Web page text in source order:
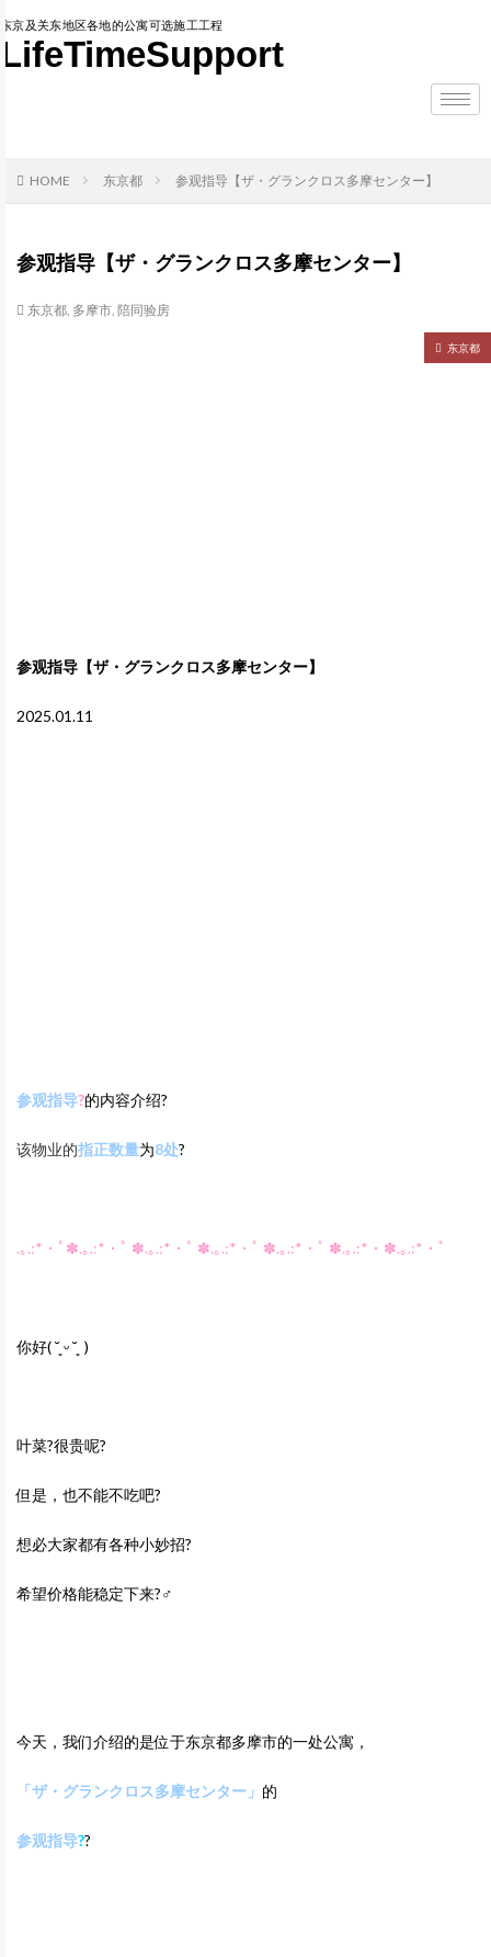
东京及关东地区各地的公寓可选施工工程
LifeTimeSupport
HOME 东京都 参观指导【ザ・グランクロス多摩センター】
参观指导【ザ・グランクロス多摩センター】
东京都, 多摩市, 陪同验房
东京都
参观指导【ザ・グランクロス多摩センター】
2025.01.11
参观指导‍?的内容介绍?
该物业的指正数量为8处?
.｡.:*・ﾟ✽.｡.:*・ﾟ ✽.｡.:*・ﾟ ✽.｡.:*・ﾟ ✽.｡.:*・ﾟ ✽.｡.:*・✽.｡.:*・ﾟ
你好( ˘͈ ᵕ ˘͈ )
叶菜?很贵呢?
但是，也不能不吃吧?
想必大家都有各种小妙招?
希望价格能稳定下来?‍♂️
今天，我们介绍的是位于东京都多摩市的一处公寓，
「ザ・グランクロス多摩センター 」 的
参观指导??